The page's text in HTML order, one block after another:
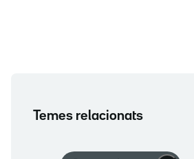
Temes relacionats